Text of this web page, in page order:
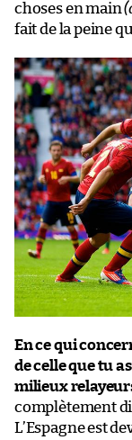
choses en main
fait de la peine
En ce qui
de celle que tu
milieux
complètement
L’Espagne est